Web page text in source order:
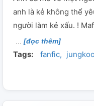
anh là kẻ không thể
người làm kẻ xấu. !
[đọc thêm]
Tags: fanfic